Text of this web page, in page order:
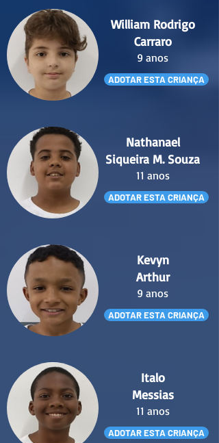
William Rodrigo
Carraro
9 anos
ADOTAR ESTA CRIANÇA
Nathanael
Siqueira M. Souza
11 anos
ADOTAR ESTA CRIANÇA
Kevyn
Arthur
9 anos
ADOTAR ESTA CRIANÇA
Italo
Messias
11 anos
ADOTAR ESTA CRIANÇA